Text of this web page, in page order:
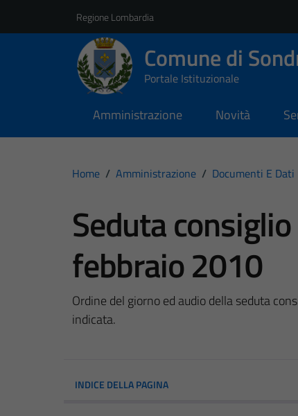
Regione Lombardia
Comune di
Portale Istituzionale
Amministrazione Novità
Home / Amministrazione / Documenti E Dati
Seduta
febbraio 2010
Ordine del giorno ed audio della seduta
indicata.
INDICE DELLA PAGINA